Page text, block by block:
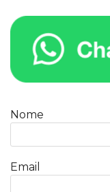
Nome
Email